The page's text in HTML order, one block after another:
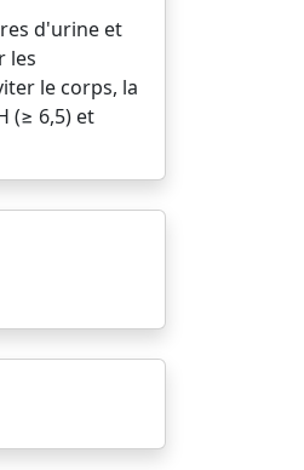
d'urine et
les
le corps, la
(≥ 6,5) et